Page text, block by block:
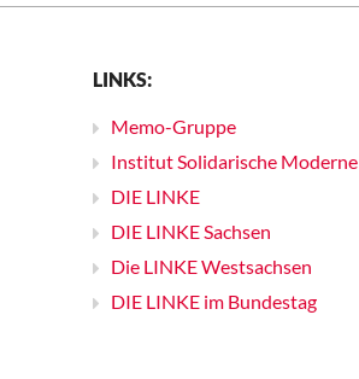
LINKS:
Memo-Gruppe
Institut Solidarische Moderne
DIE LINKE
DIE LINKE Sachsen
Die LINKE Westsachsen
DIE LINKE im Bundestag